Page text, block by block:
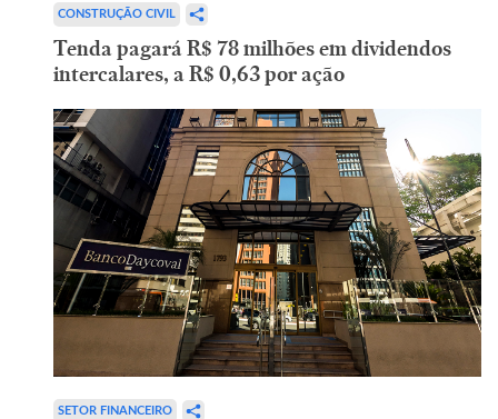
CONSTRUÇÃO CIVIL
Tenda pagará R$ 78 milhões em dividendos
intercalares, a R$ 0,63 por ação
SETOR FINANCEIRO